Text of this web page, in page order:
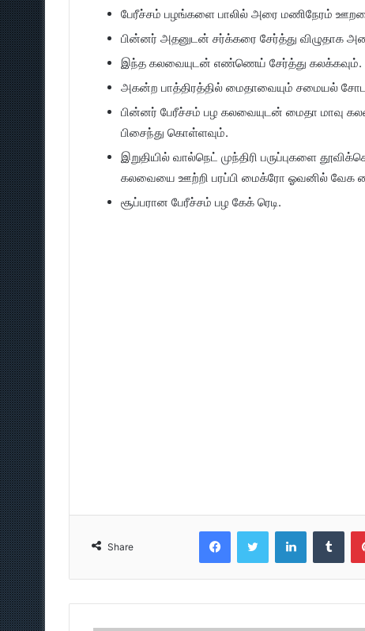
பேரீச்சம் பழங்களை பாலில் அரை மணிநேரம்
பின்னர் அதனுடன் சர்க்கரை சேர்த்து விழுதாக
இந்த கலவையுடன் எண்ணெய் சேர்த்து கலக்கவும்.
அகன்ற பாத்திரத்தில் மைதாவையும் சமையல்
பின்னர் பேரீச்சம் பழ கலவையுடன் மைதா மாவு
பிசைந்து கொள்ளவும்.
இறுதியில் வால்நெட் முந்திரி பருப்புகளை
கலவையை ஊற்றி பரப்பி மைக்ரோ ஓவனில் வேக
சூப்பரான பேரீச்சம் பழ கேக் ரெடி.
Share
FacebookTwitter LinkedIn